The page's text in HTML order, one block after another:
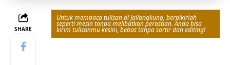
SHARE
Untuk membaca tulisan di Jailangkung, berpikirlah
seperti mesin tanpa melibatkan perasaan. Anda bisa
kirim tulisanmu kesini, bebas tanpa sortir dan editing!